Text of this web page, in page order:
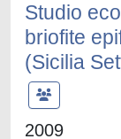
Studio
briofite
(Sicilia
2009